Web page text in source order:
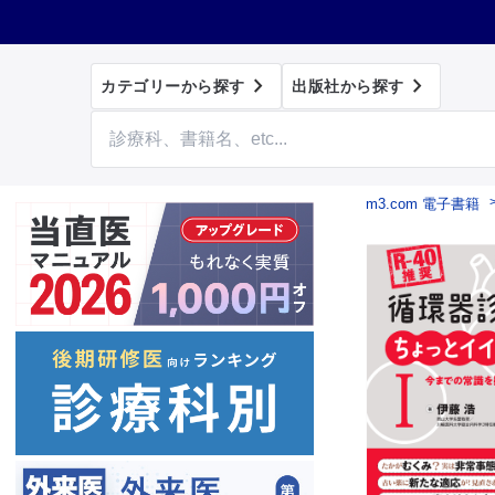
カテゴリーから探す  出版社から探す 
m3.com 電子書籍